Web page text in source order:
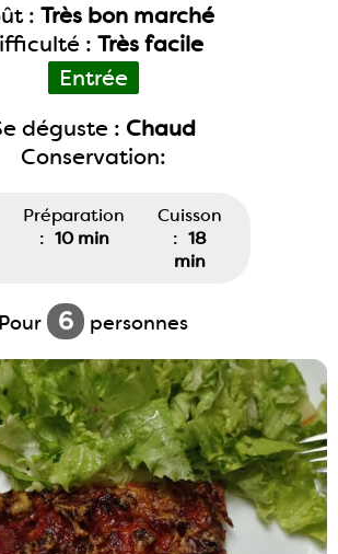
: Très bon marché
: Très facile
Entrée
déguste : Chaud
Conservation:
Préparation
: 10 min
Cuisson
: 18
min
Pour 6 personnes